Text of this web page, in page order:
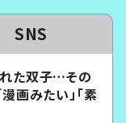
SNS
た双子…その
画みたい」「素